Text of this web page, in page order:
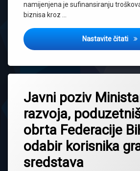
namijenjena je sufinansiranju
biznisa kroz …
Nastavite čitati
Javni poziv
razvoja,
obrta Federacije
odabir korisnika
sredstava